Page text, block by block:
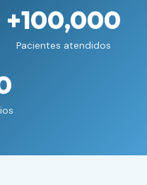
+100,000
Pacientes atendidos